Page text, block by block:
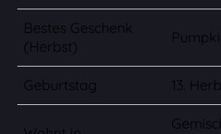
Bestes Geschenk
(Herbst)
Geburtstag 13.